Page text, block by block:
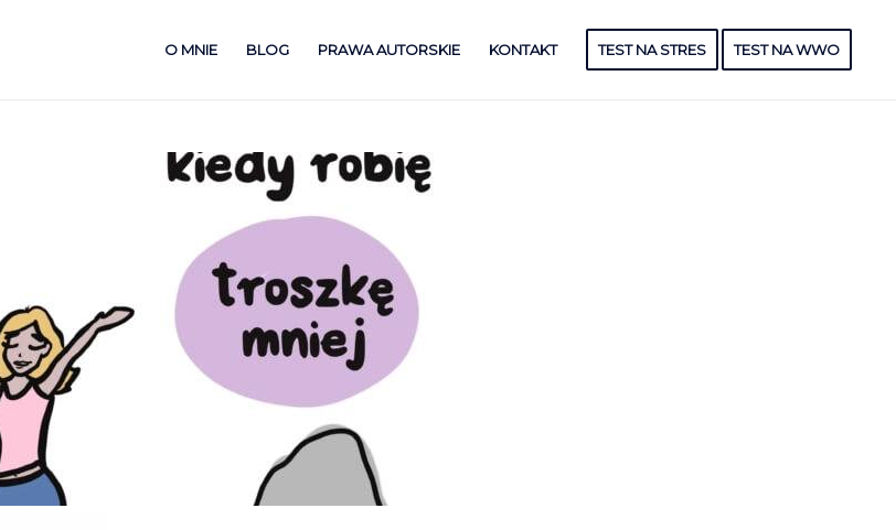
O MNIE BLOG PRAWA AUTORSKIE KONTAKT TEST NA STRES TEST NA WWO